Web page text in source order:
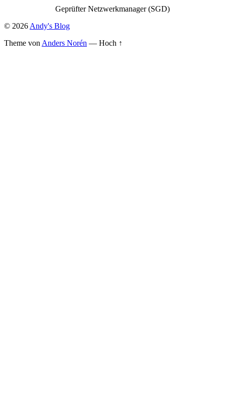
Geprüfter Netzwerkmanager (SGD)
© 2026 Andy's Blog
Theme von Anders Norén — Hoch ↑